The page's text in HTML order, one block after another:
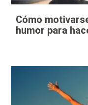
Cómo
humor para